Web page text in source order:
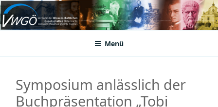
Zum
Inhalt
springenVWGÖ
Federation of Austrian Scientific Societies
Menü
Symposium anlässlich der
Buchpräsentation „Tobi